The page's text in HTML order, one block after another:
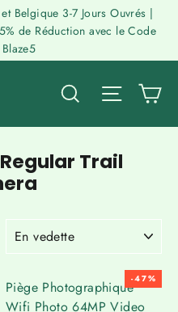
Belgique 3-7 Jours Ouvrés |
de Réduction avec le Code
Rechercher
Trail
-47%
Piège Photographique
Wifi Photo 64MP Video